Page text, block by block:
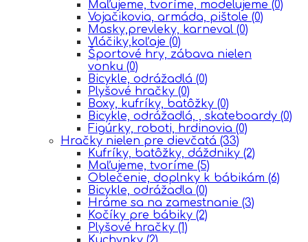
Maľujeme, tvoríme, modelujeme (0)
Vojačikovia, armáda, pištole (0)
Masky,prevleky, karneval (0)
Vláčiky,koľaje (0)
Športové hry, zábava nielen
vonku (0)
Bicykle, odrážadlá (0)
Plyšové hračky (0)
Boxy, kufríky, batôžky (0)
Bicykle, odrážadlá, , skateboardy (0)
Figúrky, roboti, hrdinovia (0)
Hračky nielen pre dievčatá (33)
Kufríky, batôžky, dáždniky (2)
Maľujeme, tvoríme (5)
Oblečenie, doplnky k bábikám (6)
Bicykle, odrážadla (0)
Hráme sa na zamestnanie (3)
Kočíky pre bábiky (2)
Plyšové hračky (1)